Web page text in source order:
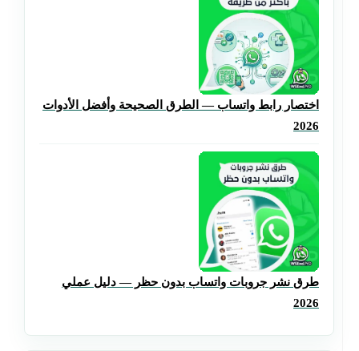
اختصار رابط واتساب — الطرق الصحيحة وأفضل الأدوات
2026
طرق نشر جروبات واتساب بدون حظر — دليل عملي
2026